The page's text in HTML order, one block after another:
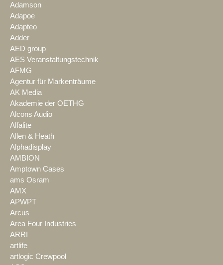
Adamson
Adapoe
Adapteo
Adder
AED group
AES Veranstaltungstechnik
AFMG
Agentur für Markenträume
AK Media
Akademie der OETHG
Alcons Audio
Alfalite
Allen & Heath
Alphadisplay
AMBION
Amptown Cases
ams Osram
AMX
APWPT
Arcus
Area Four Industries
ARRI
artlife
artlogic Crewpool